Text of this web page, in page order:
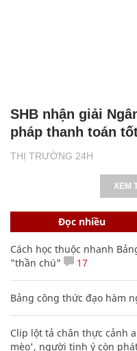
THỊ TRƯỜNG 24H
SHB nhận giải
pháp thanh toán
XEM
Đọc nhiều
Cách học thuộc nhanh
"thần chú"
17
Bảng công thức đạo hàm
Clip lột tả chân thực cảnh
mèo', người tinh ý còn